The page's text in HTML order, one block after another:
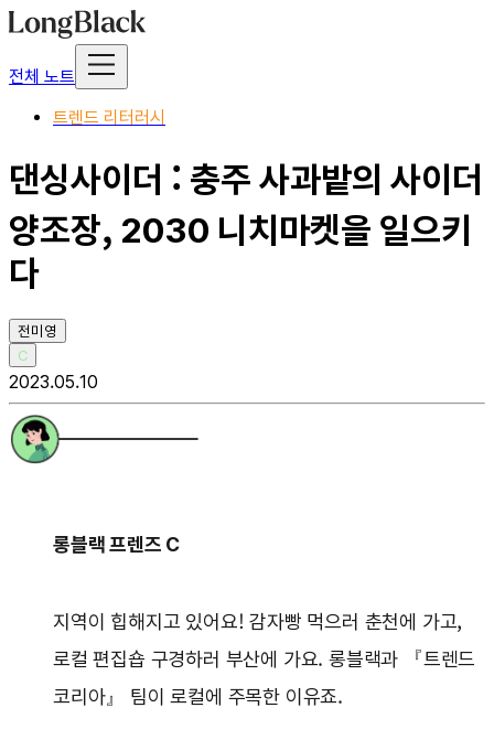
전체 노트
트렌드 리터러시
댄싱사이더 : 충주 사과밭의 사이더
양조장, 2030 니치마켓을 일으키
다
전미영
C
2023.05.10
롱블랙 프렌즈 C
지역이 힙해지고 있어요! 감자빵 먹으러 춘천에 가고,
로컬 편집숍 구경하러 부산에 가요. 롱블랙과 『트렌드
코리아』 팀이 로컬에 주목한 이유죠.